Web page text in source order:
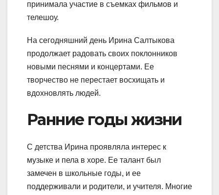
принимала участие в съемках фильмов и
телешоу.
На сегодняшний день Ирина Салтыкова
продолжает радовать своих поклонников
новыми песнями и концертами. Ее
творчество не перестает восхищать и
вдохновлять людей.
Ранние годы жизни
С детства Ирина проявляла интерес к
музыке и пела в хоре. Ее талант был
замечен в школьные годы, и ее
поддерживали и родители, и учителя. Многие